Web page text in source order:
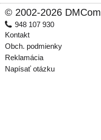
© 2002-2026
948 107 930
Kontakt
Obch. podmienky
Reklamácia
Napísať otázku